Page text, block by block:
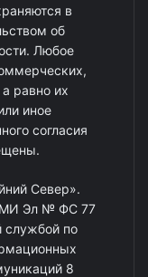
в
об
Любое
равно их
иное
согласия
Север».
Эл № ФС 77
службой по
8